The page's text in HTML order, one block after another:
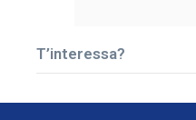
T’interessa?